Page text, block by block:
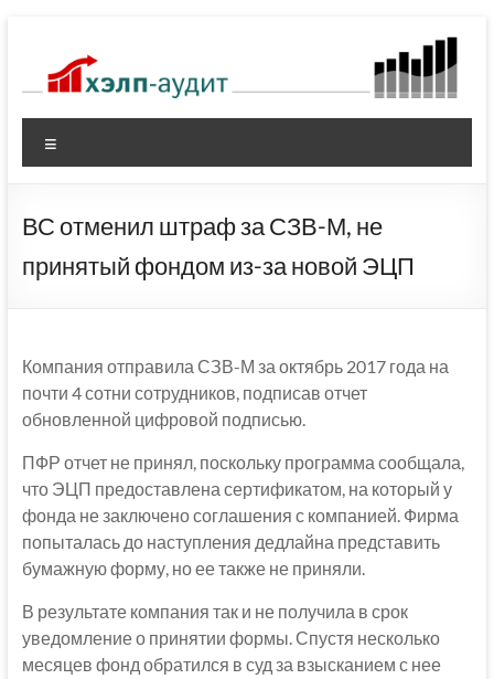
содержимому
ВС отменил штраф за СЗВ-М, не
принятый фондом из-за новой ЭЦП
Компания отправила СЗВ-М за октябрь 2017 года на
почти 4 сотни сотрудников, подписав отчет
обновленной цифровой подписью.
ПФР отчет не принял, поскольку программа сообщала,
что ЭЦП предоставлена сертификатом, на который у
фонда не заключено соглашения с компанией. Фирма
попыталась до наступления дедлайна представить
бумажную форму, но ее также не приняли.
В результате компания так и не получила в срок
уведомление о принятии формы. Спустя несколько
месяцев фонд обратился в суд за взысканием с нее